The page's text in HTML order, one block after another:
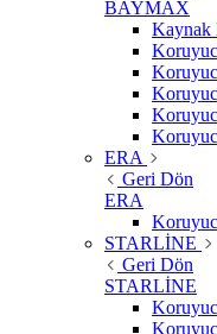
BAYMAX
Kaynak
ERA
Geri Dön
ERA
STARLİNE
Geri Dön
STARLİNE